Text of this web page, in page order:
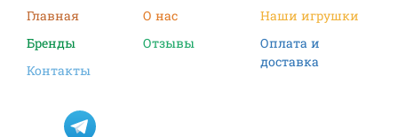
Фигурки
Наборы для творчества
Главная О нас
Наши игрушки
Бренды
Отзывы
Оплата и
доставка
Контакты